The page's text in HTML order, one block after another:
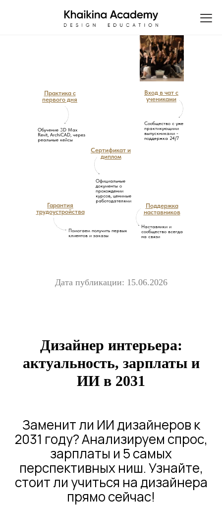
Гарантия
трудоустройства
Практика с
первого дня
Сертификат и
диплом
Поддержка
наставников
Вход в чат с
учениками
Помогаем получить первых
клиентов и заказы
Официальные
документы о
прохождении
курсов, ценимые
работодателями
Наставники и
сообщество всегда
на связи
Обучение 3D Max
Revit, ArchiCAD, через
реальные кейсы
Сообщество с уже
практикующими
выпускниками -
поддержка 24/7
Дата публикации: 15.06.2026
Дизайнер интерьера:
актуальность, зарплаты и
ИИ в 2031
Заменит ли ИИ дизайнеров к
2031 году? Анализируем спрос,
зарплаты и 5 самых
перспективных ниш. Узнайте,
стоит ли учиться на дизайнера
прямо сейчас!